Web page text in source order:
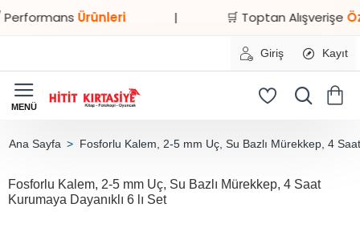
Ürünleri 🛒 Toptan AlışverişeÖzel
Giriş Kayıt
Fosforlu Kalem, 2-5 mm Uç, Su Bazlı Mürekkep, 4
Fosforlu Kalem, 2-5 mm Uç, Su Bazlı Mürekkep, 4 Saat
Kurumaya Dayanıklı 6 lı Set